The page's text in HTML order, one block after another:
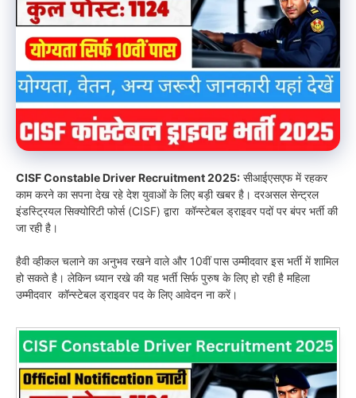
CISF Constable Driver Recruitment 2025: सीआईएसएफ में रहकर
काम करने का सपना देख रहे देश युवाओं के लिए बड़ी खबर है। दरअसल सेन्ट्रल
इंडस्ट्रियल सिक्योरिटी फोर्स (CISF) द्वारा कॉन्स्टेबल ड्राइवर पदों पर बंपर भर्ती की
जा रही है।
हैवी व्हीकल चलाने का अनुभव रखने वाले और 10वीं पास उम्मीदवार इस भर्ती में शामिल
हो सकते है। लेकिन ध्यान रखे की यह भर्ती सिर्फ पुरुष के लिए हो रही है महिला
उम्मीदवार कॉन्स्टेबल ड्राइवर पद के लिए आवेदन ना करें।